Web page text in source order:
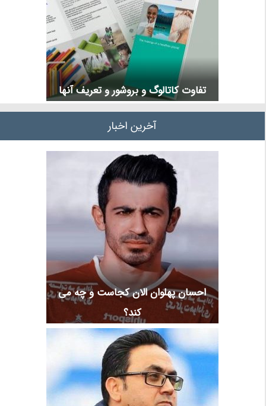
تفاوت کاتالوگ و بروشور و تعریف آنها
آخرین اخبار
احسان پهلوان الان کجاست و چه می
کند؟